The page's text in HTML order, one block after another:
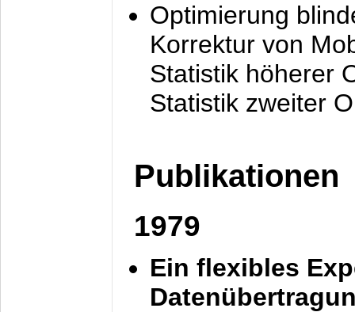
Optimierung
Korrektur von
Statistik höherer
Statistik zweiter
Publikationen
1979
Ein flexibles